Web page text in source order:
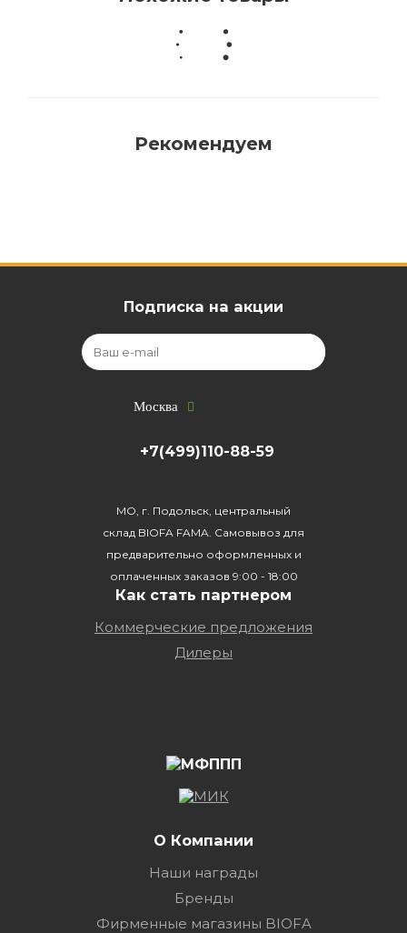
Рекомендуем
Подписка на акции
Москва
+7(499)110-88-59
МО, г. Подольск, центральный
склад BIOFA FAMA. Самовывоз для
предварительно оформленных и
оплаченных заказов 9:00 - 18:00
Как стать партнером
Коммерческие предложения
Дилеры
О Компании
Наши награды
Бренды
Фирменные магазины BIOFA